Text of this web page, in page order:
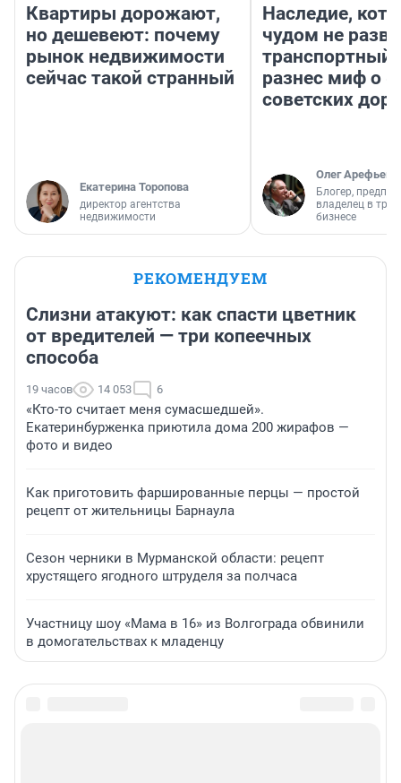
Квартиры дорожают,
но дешевеют: почему
рынок недвижимости
сейчас такой странный
Екатерина Торопова
директор агентства
недвижимости
Наследие,
чудом не
транспортный
разнес миф о
советских
Олег Арефьев
Блогер,
владелец в
бизнесе
РЕКОМЕНДУЕМ
Слизни атакуют: как спасти цветник
от вредителей — три копеечных
способа
19 часов 14 053 6
«Кто-то считает меня сумасшедшей».
Екатеринбурженка приютила дома 200 жирафов —
фото и видео
Как приготовить фаршированные перцы — простой
рецепт от жительницы Барнаула
Сезон черники в Мурманской области: рецепт
хрустящего ягодного штруделя за полчаса
Участницу шоу «Мама в 16» из Волгограда обвинили
в домогательствах к младенцу